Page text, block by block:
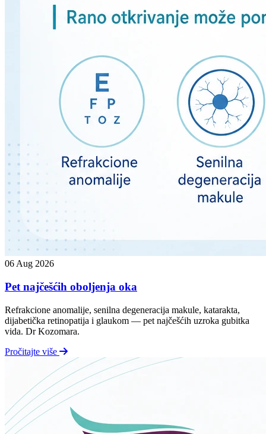
06 Aug 2026
Pet najčešćih oboljenja oka
Refrakcione anomalije, senilna degeneracija makule, katarakta,
dijabetička retinopatija i glaukom — pet najčešćih uzroka gubitka
vida. Dr Kozomara.
Pročitajte više